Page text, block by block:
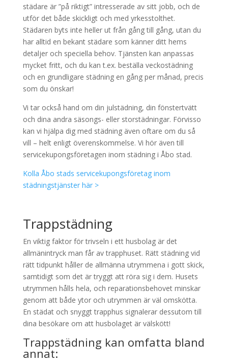
städare är ”på riktigt” intresserade av sitt jobb, och de
utför det både skickligt och med yrkesstolthet.
Städaren byts inte heller ut från gång till gång, utan du
har alltid en bekant städare som känner ditt hems
detaljer och speciella behov. Tjänsten kan anpassas
mycket fritt, och du kan t.ex. beställa veckostädning
och en grundligare städning en gång per månad, precis
som du önskar!
Vi tar också hand om din julstädning, din fönstertvätt
och dina andra säsongs- eller storstädningar. Förvisso
kan vi hjälpa dig med städning även oftare om du så
vill – helt enligt överenskommelse. Vi hör även till
servicekupongsföretagen inom städning i Åbo stad.
Kolla Åbo stads servicekupongsföretag inom
städningstjänster här >
Trappstädning
En viktig faktor för trivseln i ett husbolag är det
allmänintryck man får av trapphuset. Rätt städning vid
rätt tidpunkt håller de allmänna utrymmena i gott skick,
samtidigt som det är tryggt att röra sig i dem. Husets
utrymmen hålls hela, och reparationsbehovet minskar
genom att både ytor och utrymmen är väl omskötta.
En städat och snyggt trapphus signalerar dessutom till
dina besökare om att husbolaget är välskött!
Trappstädning kan omfatta bland
annat: